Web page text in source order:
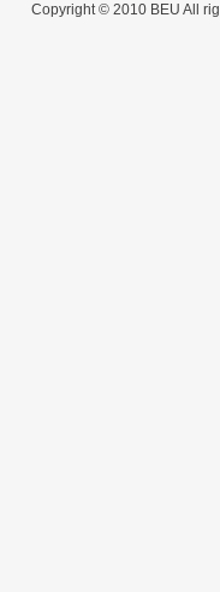
Copyright © 2010 BEU All